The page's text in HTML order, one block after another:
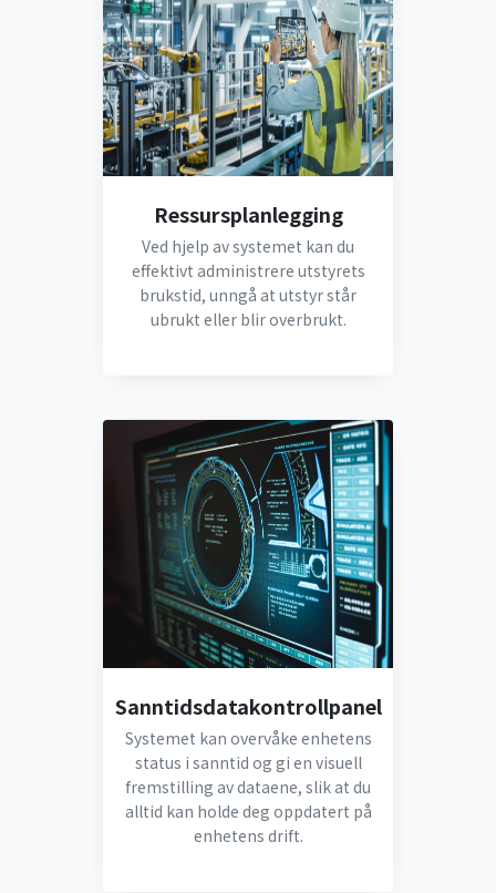
Ressursplanlegging
Ved hjelp av systemet kan du
effektivt administrere utstyrets
brukstid, unngå at utstyr står
ubrukt eller blir overbrukt.
Sanntidsdatakontrollpanel
Systemet kan overvåke enhetens
status i sanntid og gi en visuell
fremstilling av dataene, slik at du
alltid kan holde deg oppdatert på
enhetens drift.